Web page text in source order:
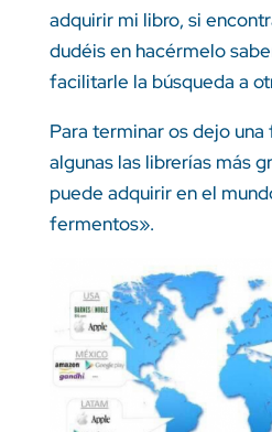
adquirir mi libro, si
dudéis en hacérmelo
facilitarle la búsqueda a
Para terminar os dejo
algunas las librerías más
puede adquirir en el
fermentos».